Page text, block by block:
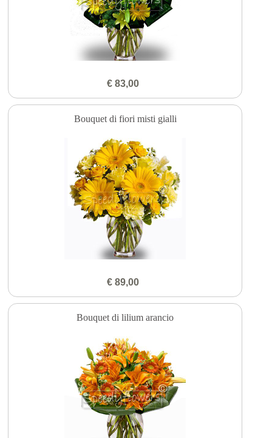
€ 83,00
Bouquet di fiori misti gialli
€ 89,00
Bouquet di lilium arancio